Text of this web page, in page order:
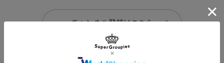
チャンネル登録はこちら